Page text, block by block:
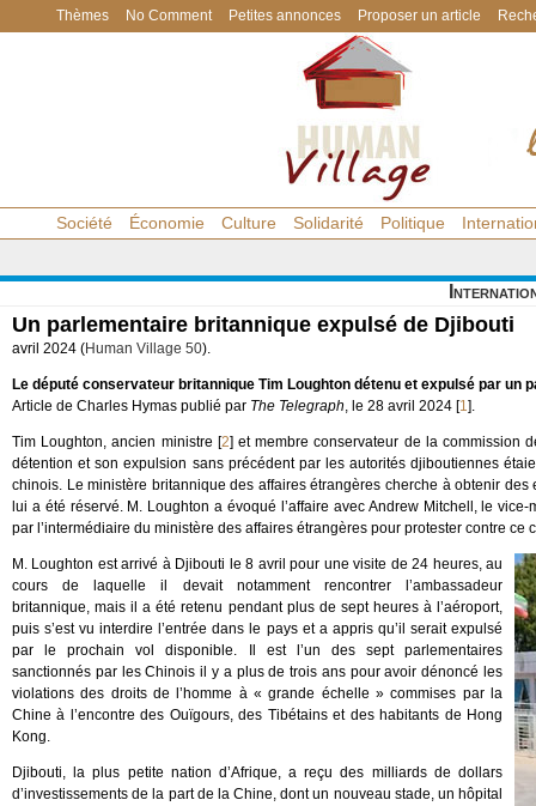
Thèmes No Comment Petites annonces Proposer un article
Société Économie Culture Solidarité Politique
Un parlementaire britannique expulsé de Djibouti
avril 2024 (Human Village 50).
Le député conservateur britannique Tim Loughton détenu et expulsé par un
Article de Charles Hymas publié par The Telegraph, le 28 avril 2024 [1].
Tim Loughton, ancien ministre [2] et membre conservateur de la commission
détention et son expulsion sans précédent par les autorités djiboutiennes
chinois. Le ministère britannique des affaires étrangères cherche à obtenir
lui a été réservé. M. Loughton a évoqué l’affaire avec Andrew Mitchell, le
par l’intermédiaire du ministère des affaires étrangères pour protester contre ce
M. Loughton est arrivé à Djibouti le 8 avril pour une visite de 24 heures, au
cours de laquelle il devait notamment rencontrer l’ambassadeur
britannique, mais il a été retenu pendant plus de sept heures à l’aéroport,
puis s’est vu interdire l’entrée dans le pays et a appris qu’il serait expulsé
par le prochain vol disponible. Il est l’un des sept parlementaires
sanctionnés par les Chinois il y a plus de trois ans pour avoir dénoncé les
violations des droits de l’homme à « grande échelle » commises par la
Chine à l’encontre des Ouïgours, des Tibétains et des habitants de Hong
Kong.
Djibouti, la plus petite nation d’Afrique, a reçu des milliards de dollars
d’investissements de la part de la Chine, dont un nouveau stade, un hôpital